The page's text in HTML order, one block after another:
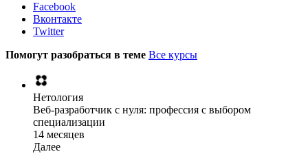
Facebook
Вконтакте
Twitter
Помогут разобраться в теме Все курсы
Нетология
Веб-разработчик с нуля: профессия с выбором
специализации
14 месяцев
Далее